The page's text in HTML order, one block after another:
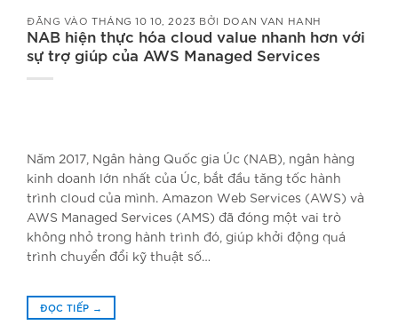
ĐĂNG VÀOTHÁNG 10 10, 2023 BỞI DOAN VAN HANH
NAB hiện thực hóa cloud value nhanh hơn với
sự trợ giúp của AWS Managed Services
Năm 2017, Ngân hàng Quốc gia Úc (NAB), ngân hàng
kinh doanh lớn nhất của Úc, bắt đầu tăng tốc hành
trình cloud của mình. Amazon Web Services (AWS) và
AWS Managed Services (AMS) đã đóng một vai trò
không nhỏ trong hành trình đó, giúp khởi động quá
trình chuyển đổi kỹ thuật số…
ĐỌC TIẾP →